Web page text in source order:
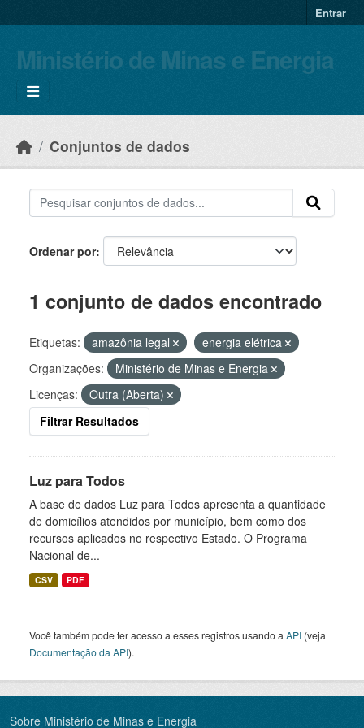
Entrar
Ministério de Minas e Energia
Conjuntos de dados
Ordenar por
1 conjunto de dados encontrado
Etiquetas: amazônia legal
energia elétrica
Organizações:
Ministério de Minas e Energia
Licenças:
Outra (Aberta)
Filtrar Resultados
Luz para Todos
A base de dados Luz para Todos apresenta a quantidade
de domicílios atendidos por município, bem como dos
recursos aplicados no respectivo Estado. O Programa
Nacional de...
CSV PDF
Você também pode ter acesso a esses registros usando a API (veja
Documentação da API).
Sobre Ministério de Minas e Energia